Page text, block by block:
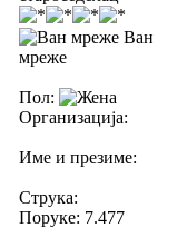
Ван
мреже
Пол:
Организација:
Име и презиме:
Струка:
Поруке: 7.477